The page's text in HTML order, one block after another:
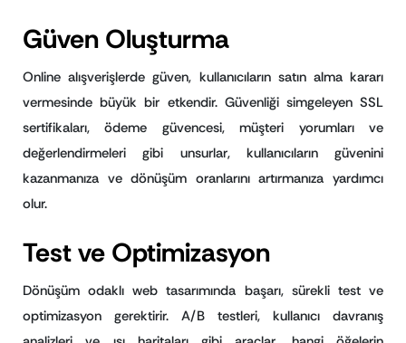
Güven Oluşturma
Online alışverişlerde güven, kullanıcıların satın alma kararı
vermesinde büyük bir etkendir. Güvenliği simgeleyen SSL
sertifikaları, ödeme güvencesi, müşteri yorumları ve
değerlendirmeleri gibi unsurlar, kullanıcıların güvenini
kazanmanıza ve dönüşüm oranlarını artırmanıza yardımcı
olur.
Test ve Optimizasyon
Dönüşüm odaklı web tasarımında başarı, sürekli test ve
optimizasyon gerektirir. A/B testleri, kullanıcı davranış